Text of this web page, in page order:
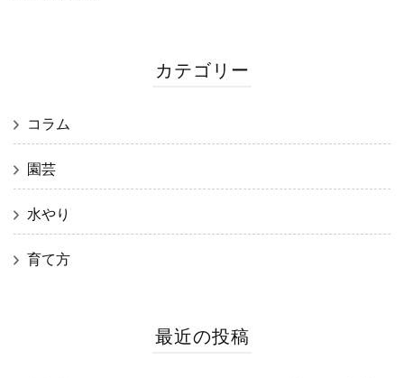
カテゴリー
コラム
園芸
水やり
育て方
最近の投稿